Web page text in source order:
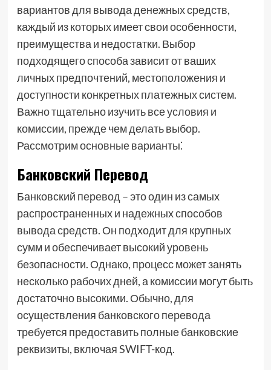
вариантов для вывода денежных средств,
каждый из которых имеет свои особенности,
преимущества и недостатки. Выбор
подходящего способа зависит от ваших
личных предпочтений, местоположения и
доступности конкретных платежных систем.
Важно тщательно изучить все условия и
комиссии, прежде чем делать выбор.
Рассмотрим основные варианты⁚
Банковский Перевод
Банковский перевод – это один из самых
распространенных и надежных способов
вывода средств. Он подходит для крупных
сумм и обеспечивает высокий уровень
безопасности. Однако, процесс может занять
несколько рабочих дней, а комиссии могут быть
достаточно высокими. Обычно, для
осуществления банковского перевода
требуется предоставить полные банковские
реквизиты, включая SWIFT-код.